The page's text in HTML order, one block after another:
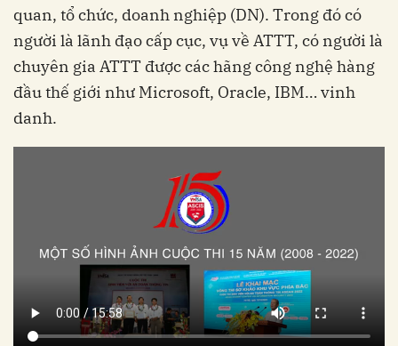
quan, tổ chức, doanh nghiệp (DN). Trong đó có
người là lãnh đạo cấp cục, vụ về ATTT, có người là
chuyên gia ATTT được các hãng công nghệ hàng
đầu thế giới như Microsoft, Oracle, IBM… vinh
danh.